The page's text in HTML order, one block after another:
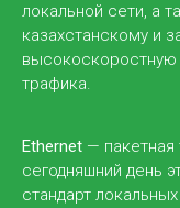
локальной сети, а
казахстанскому и
трафика.
Ethernet — пакетная
сегодняшний день
стандарт